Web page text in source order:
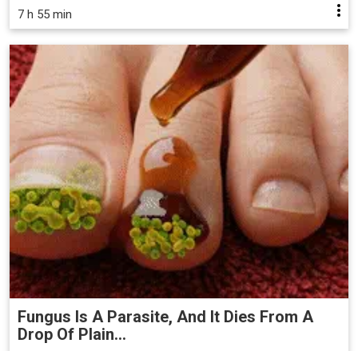
7 h 55 min
Fungus Is A Parasite, And It Dies From A
Drop Of Plain...